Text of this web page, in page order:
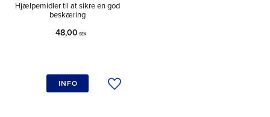
Hjælpemidler til at sikre en god
beskæring
48,00 SEK
Tilføj til ønskeliste
INFO